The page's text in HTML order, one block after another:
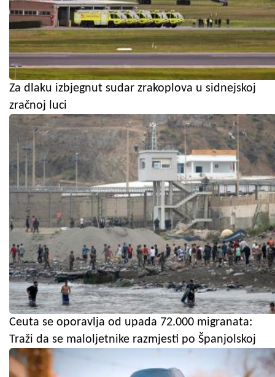
Za dlaku izbjegnut sudar zrakoplova u sidnejskoj
zračnoj luci
Ceuta se oporavlja od upada 72.000 migranata:
Traži da se maloljetnike razmjesti po Španjolskoj